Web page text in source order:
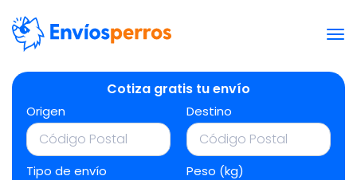
Cotiza gratis tu envío
Origen Destino
Tipo de envío Peso (kg)